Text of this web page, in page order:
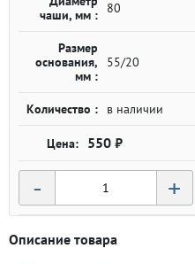
чаши, мм :
80
Размер
основания,
мм :
55/20
Количество : в наличии
550 ₽
- +
Описание товара